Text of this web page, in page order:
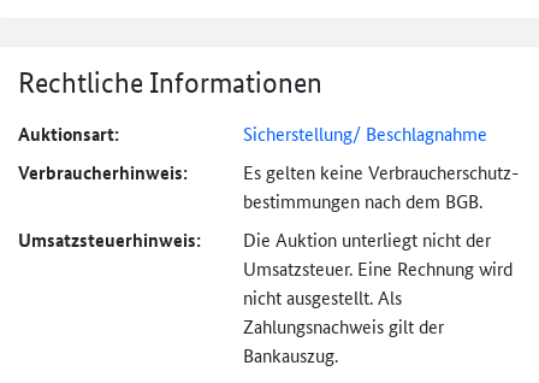
Rechtliche Informationen
Auktionsart: Sicherstellung/ Beschlagnahme
Verbraucher­hinweis:
Es gelten keine Verbraucher­schutz­
bestimmungen nach dem BGB.
Umsatzsteuer­hinweis:
Die Auktion unterliegt nicht der
Umsatzsteuer. Eine Rechnung wird
nicht ausgestellt. Als
Zahlungsnachweis gilt der
Bankauszug.